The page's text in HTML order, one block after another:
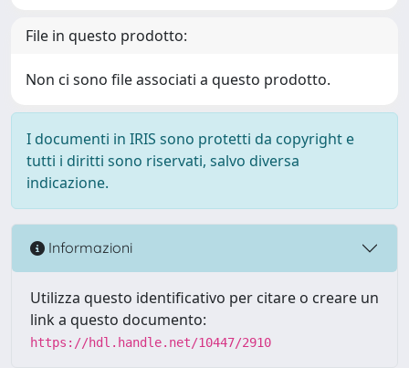
File in questo prodotto:
Non ci sono file associati a questo prodotto.
I documenti in IRIS sono protetti da copyright e
tutti i diritti sono riservati, salvo diversa
indicazione.
Informazioni
Utilizza questo identificativo per citare o creare un
link a questo documento:
https://hdl.handle.net/10447/2910